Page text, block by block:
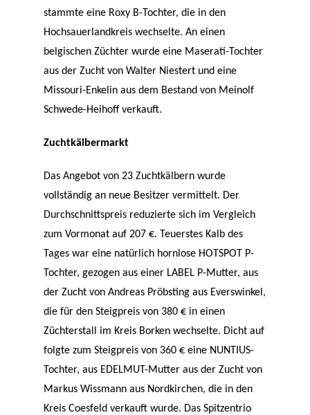
stammte eine Roxy B-Tochter, die in den
Hochsauerlandkreis wechselte. An einen
belgischen Züchter wurde eine Maserati-Tochter
aus der Zucht von Walter Niestert und eine
Missouri-Enkelin aus dem Bestand von Meinolf
Schwede-Heihoff verkauft.
Zuchtkälbermarkt
Das Angebot von 23 Zuchtkälbern wurde
vollständig an neue Besitzer vermittelt. Der
Durchschnittspreis reduzierte sich im Vergleich
zum Vormonat auf 207 €. Teuerstes Kalb des
Tages war eine natürlich hornlose HOTSPOT P-
Tochter, gezogen aus einer LABEL P-Mutter, aus
der Zucht von Andreas Pröbsting aus Everswinkel,
die für den Steigpreis von 380 € in einen
Züchterstall im Kreis Borken wechselte. Dicht auf
folgte zum Steigpreis von 360 € eine NUNTIUS-
Tochter, aus EDELMUT-Mutter aus der Zucht von
Markus Wissmann aus Nordkirchen, die in den
Kreis Coesfeld verkauft wurde. Das Spitzentrio